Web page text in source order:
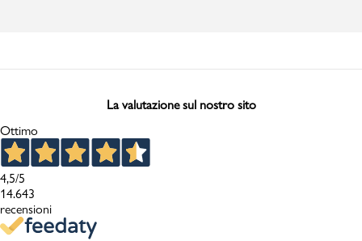
La valutazione sul nostro sito
Ottimo
4,5/5
14.643
recensioni